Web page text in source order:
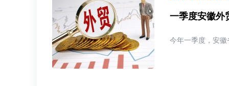
一季度安徽外
今年一季度，安